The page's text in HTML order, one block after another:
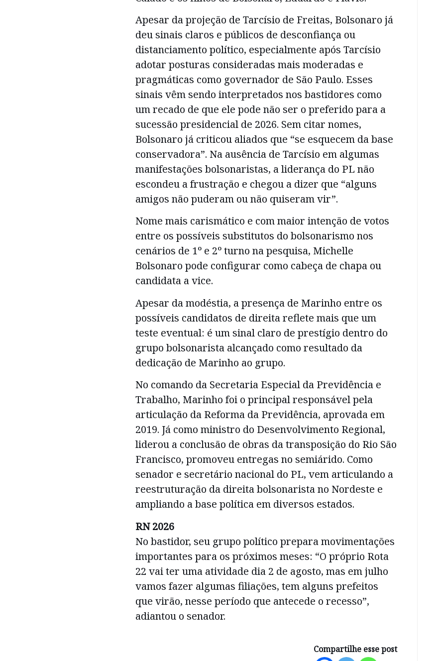
Apesar da projeção de Tarcísio de Freitas, Bolsonaro já
deu sinais claros e públicos de desconfiança ou
distanciamento político, especialmente após Tarcísio
adotar posturas consideradas mais moderadas e
pragmáticas como governador de São Paulo. Esses
sinais vêm sendo interpretados nos bastidores como
um recado de que ele pode não ser o preferido para a
sucessão presidencial de 2026. Sem citar nomes,
Bolsonaro já criticou aliados que “se esquecem da base
conservadora”. Na ausência de Tarcísio em algumas
manifestações bolsonaristas, a liderança do PL não
escondeu a frustração e chegou a dizer que “alguns
amigos não puderam ou não quiseram vir”.
Nome mais carismático e com maior intenção de votos
entre os possíveis substitutos do bolsonarismo nos
cenários de 1º e 2º turno na pesquisa, Michelle
Bolsonaro pode configurar como cabeça de chapa ou
candidata a vice.
Apesar da modéstia, a presença de Marinho entre os
possíveis candidatos de direita reflete mais que um
teste eventual: é um sinal claro de prestígio dentro do
grupo bolsonarista alcançado como resultado da
dedicação de Marinho ao grupo.
No comando da Secretaria Especial da Previdência e
Trabalho, Marinho foi o principal responsável pela
articulação da Reforma da Previdência, aprovada em
2019. Já como ministro do Desenvolvimento Regional,
liderou a conclusão de obras da transposição do Rio São
Francisco, promoveu entregas no semiárido. Como
senador e secretário nacional do PL, vem articulando a
reestruturação da direita bolsonarista no Nordeste e
ampliando a base política em diversos estados.
RN 2026
No bastidor, seu grupo político prepara movimentações
importantes para os próximos meses: “O próprio Rota
22 vai ter uma atividade dia 2 de agosto, mas em julho
vamos fazer algumas filiações, tem alguns prefeitos
que virão, nesse período que antecede o recesso”,
adiantou o senador.
Compartilhe esse post